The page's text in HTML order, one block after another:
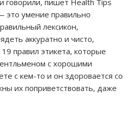
умение правильно
лексикон,
аккуратно и чисто,
правил этикета, которые
с хорошими
с кем-то и он здоровается со
их поприветствовать, даже